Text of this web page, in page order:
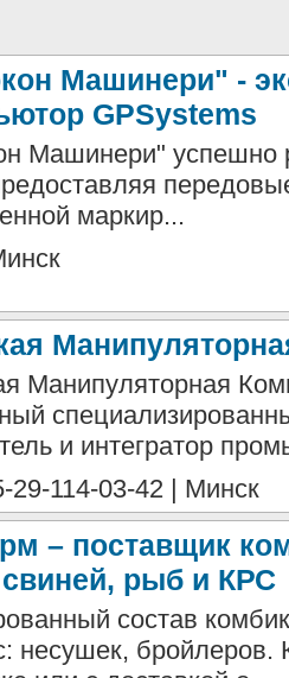
Машинери" -
GPSystems
Машинери" успешно
маркир...
Манипуляторная
и интегратор
29-114-03-42 | Минск
– поставщик
рыб и КРС
состав
несушек, бройлеров.